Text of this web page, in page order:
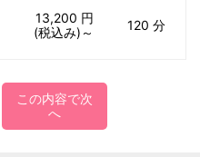
13,200 円
(税込み)～
120 分
この内容で次
へ